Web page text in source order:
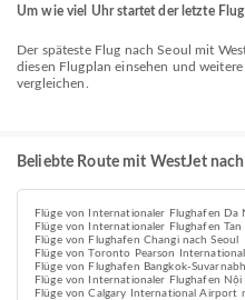
Um wie viel Uhr startet der letzte
Der späteste Flug nach Seoul mit WestJet startet um 23:45. Sie können
diesen Flugplan einsehen und
vergleichen.
Beliebte Route mit WestJet nach
Flüge von Internationaler Flughafen Da
Flüge von Internationaler Flughafen Tan
Flüge von Flughafen Changi nach Seoul
Flüge von Toronto Pearson
Flüge von Flughafen Bangkok-
Flüge von Internationaler Flughafen Nội
Flüge von Calgary International Airport